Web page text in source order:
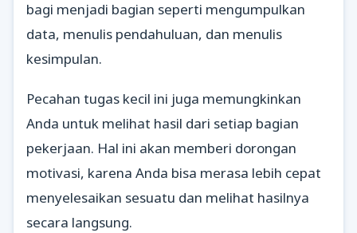
bagi menjadi bagian seperti mengumpulkan
data, menulis pendahuluan, dan menulis
kesimpulan.
Pecahan tugas kecil ini juga memungkinkan
Anda untuk melihat hasil dari setiap bagian
pekerjaan. Hal ini akan memberi dorongan
motivasi, karena Anda bisa merasa lebih cepat
menyelesaikan sesuatu dan melihat hasilnya
secara langsung.